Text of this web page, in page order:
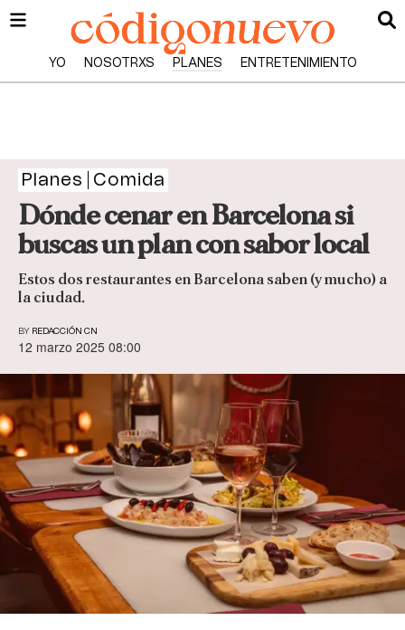
YO NOSOTRXS PLANES ENTRETENIMIENTO
Planes Comida
Dónde cenar en Barcelona si
buscas un plan con sabor local
Estos dos restaurantes en Barcelona saben (y mucho) a
la ciudad.
BY REDACCIÓN CN
12 marzo 2025 08:00